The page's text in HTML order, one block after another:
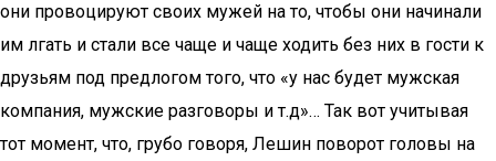
они провоцируют своих мужей на то, чтобы они начинали
им лгать и стали все чаще и чаще ходить без них в гости к
друзьям под предлогом того, что «у нас будет мужская
компания, мужские разговоры и т.д»… Так вот учитывая
тот момент, что, грубо говоря, Лешин поворот головы на